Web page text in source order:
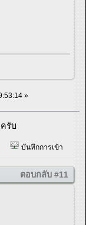
»
รับ
บันทึกการเข้า
ตอบกลับ #11